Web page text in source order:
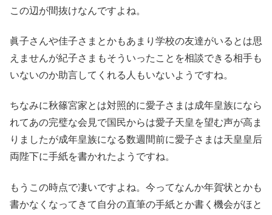
この辺が間抜けなんですよね。
眞子さんや佳子さまとかもあまり学校の友達がいるとは思
えませんが紀子さまもそういったことを相談できる相手も
いないのか助言してくれる人もいないようですね。
ちなみに秋篠宮家とは対照的に愛子さまは成年皇族になら
れてあの完璧な会見で国民からは愛子天皇を望む声が高ま
りましたが成年皇族になる数週間前に愛子さまは天皇皇后
両陛下に手紙を書かれたようですね。
もうこの時点で凄いですよね。今ってなんか年賀状とかも
書かなくなってきて自分の直筆の手紙とか書く機会がほと